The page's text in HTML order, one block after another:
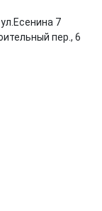
7
пер., 6